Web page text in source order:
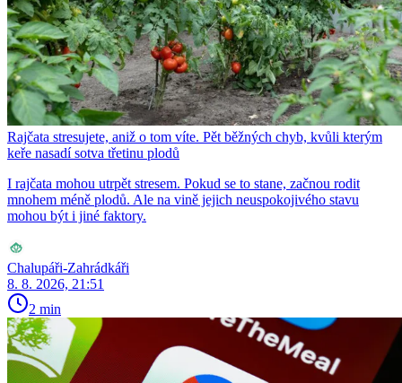
Rajčata stresujete, aniž o tom víte. Pět běžných chyb, kvůli kterým
keře nasadí sotva třetinu plodů
I rajčata mohou utrpět stresem. Pokud se to stane, začnou rodit
mnohem méně plodů. Ale na vině jejich neuspokojivého stavu
mohou být i jiné faktory.
Chalupáři-Zahrádkáři
8. 8. 2026, 21:51
2 min